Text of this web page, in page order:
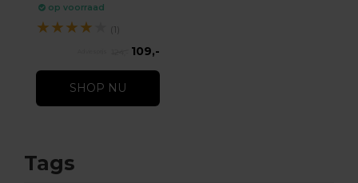
op voorraad
★★★★ (1)
109,-
SHOP NU
Tags